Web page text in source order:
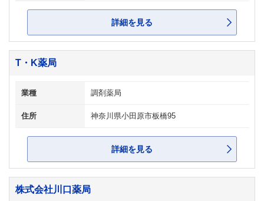
詳細を見る
T・K薬局
業種 調剤薬局
住所 神奈川県小田原市板橋95
詳細を見る
株式会社川口薬局